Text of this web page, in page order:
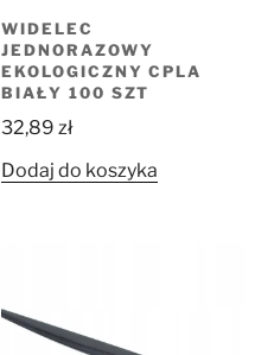
WIDELEC
JEDNORAZOWY
EKOLOGICZNY CPLA
BIAŁY 100 SZT
32,89zł
Dodaj do koszyka